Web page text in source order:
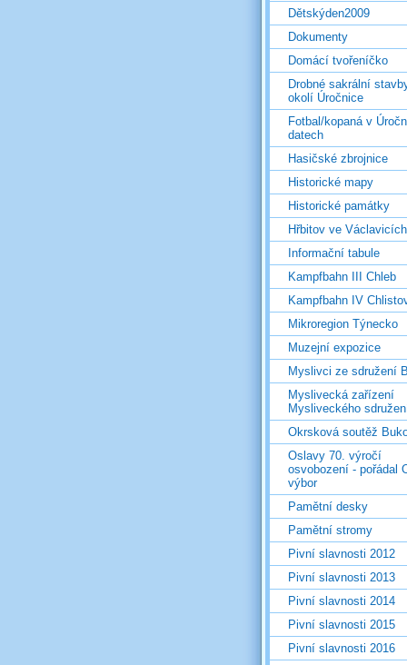
Dětskýden2009
Dokumenty
Domácí tvořeníčko
Drobné sakrální
okolí Úročnice
Fotbal/kopaná v
datech
Hasičské zbrojnice
Historické mapy
Historické památky
Hřbitov ve Václavicích
Informační tabule
Kampfbahn III Chleb
Kampfbahn IV
Mikroregion Týnecko
Muzejní expozice
Myslivci ze sdružení
Myslivecká zařízení
Mysliveckého
Okrsková soutěž
Oslavy 70. výročí
osvobození - pořádal
výbor
Pamětní desky
Pamětní stromy
Pivní slavnosti 2012
Pivní slavnosti 2013
Pivní slavnosti 2014
Pivní slavnosti 2015
Pivní slavnosti 2016